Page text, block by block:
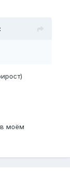
в моём